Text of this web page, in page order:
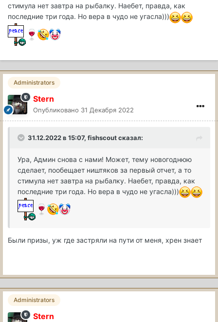
стимула нет завтра на рыбалку. Наебет, правда, как
последние три года. Но вера в чудо не угасла)))
Administrators
Stern
Опубликовано 31 Декабря 2022
31.12.2022 в 15:07, fishscoutсказал:
Ура, Админ снова с нами! Может, тему новогоднюю
сделает, пообещает ништяков за первый отчет, а то
стимула нет завтра на рыбалку. Наебет, правда, как
последние три года. Но вера в чудо не угасла)))
Были призы, уж где застряли на пути от меня, хрен знает
Administrators
Stern